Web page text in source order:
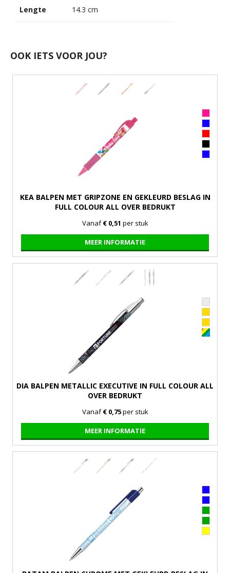
Lengte 14.3 cm
OOK IETS VOOR JOU?
KEA BALPEN MET GRIPZONE EN GEKLEURD BESLAG IN
FULL COLOUR ALL OVER BEDRUKT
Vanaf€ 0,51 per stuk
MEER INFORMATIE
DIA BALPEN METALLIC EXECUTIVE IN FULL COLOUR ALL
OVER BEDRUKT
Vanaf€ 0,75per stuk
MEER INFORMATIE